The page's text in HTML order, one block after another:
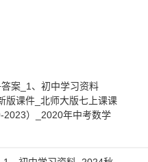
案_1、初中学习资料
版课件_北师大版七上课课
2023）_2020年中考数学